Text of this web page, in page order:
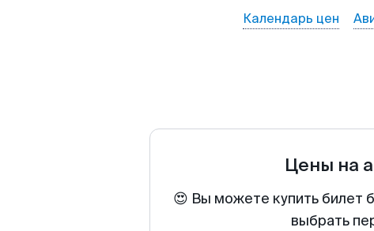
Календарь цен
Цены на
😍 Вы можете купить билет
выбрать